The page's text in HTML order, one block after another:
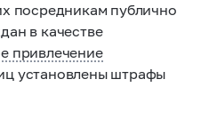
посредникам публично
в качестве
привлечение
установлены штрафы